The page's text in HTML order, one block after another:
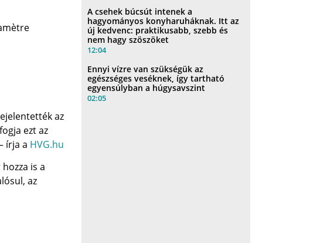
az
ezt az
írja a HVG.hu
is a
az
A csehek búcsút intenek a
hagyományos konyharuháknak. Itt az
új kedvenc: praktikusabb, szebb és
nem hagy szöszöket
12:04
Ennyi vízre van szükségük az
egészséges veséknek, így tartható
egyensúlyban a húgysavszint
02:05